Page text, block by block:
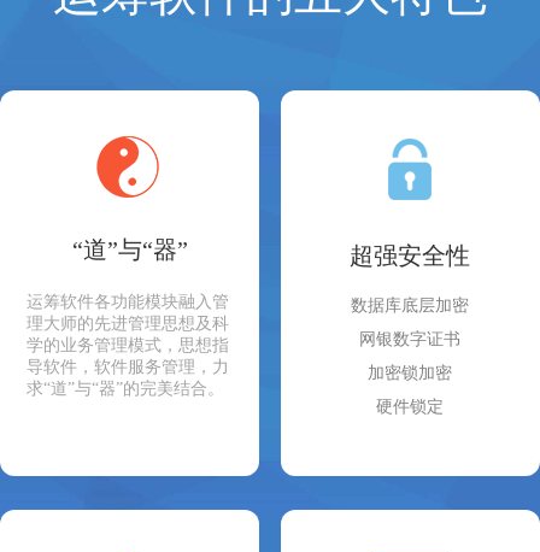
“道”与“器”
运筹软件各功能模块融入管
理大师的先进管理思想及科
学的业务管理模式，思想指
导软件，软件服务管理，力
求“道”与“器”的完美结合。
超强安全性
数据库底层加密
网银数字证书
加密锁加密
硬件锁定